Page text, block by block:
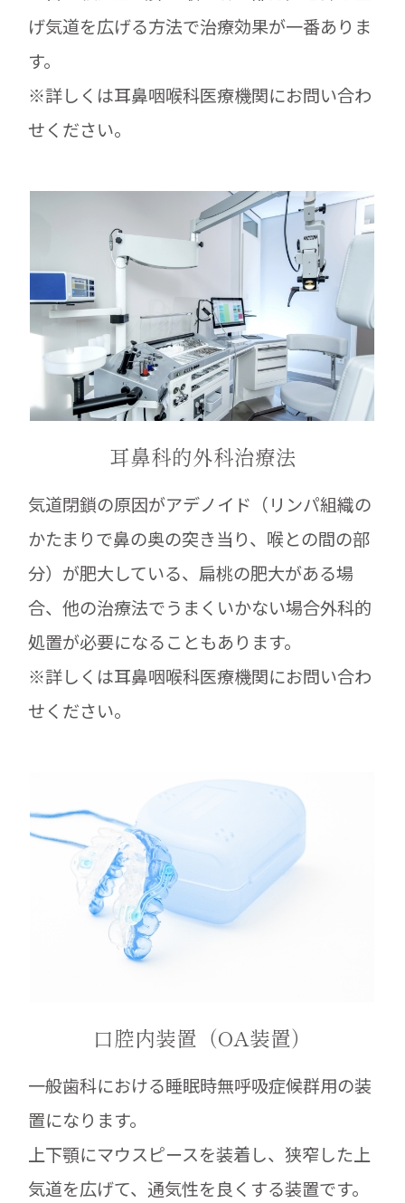
げ気道を広げる方法で治療効果が一番ありま
す。
※詳しくは耳鼻咽喉科医療機関にお問い合わ
せください。
耳鼻科的外科治療法
気道閉鎖の原因がアデノイド（リンパ組織の
かたまりで鼻の奥の突き当り、喉との間の部
分）が肥大している、扁桃の肥大がある場
合、他の治療法でうまくいかない場合外科的
処置が必要になることもあります。
※詳しくは耳鼻咽喉科医療機関にお問い合わ
せください。
口腔内装置（OA装置）
一般歯科における睡眠時無呼吸症候群用の装
置になります。
上下顎にマウスピースを装着し、狭窄した上
気道を広げて、通気性を良くする装置です。